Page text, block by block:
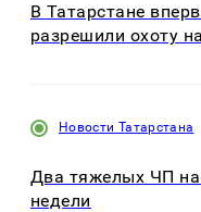
В Татарстане
разрешили охоту
Новости Татарстана
Два тяжелых ЧП на
недели